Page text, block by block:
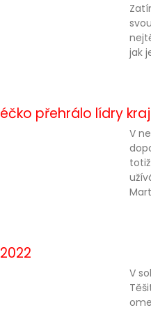
jak
přehrálo lídry
V
V